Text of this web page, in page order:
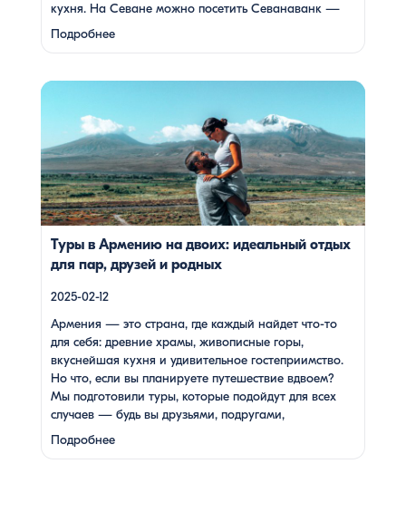
кухня. На Севане можно посетить Севанаванк —
знаменитый монастырь IX века, расположенный на
полуострове, а также Айраванк, который менее
Подробнее
Армения — это страна, где каждый найдет что-то для
кухня и удивительное гостеприимство. Но что, если вы
планируете путешествие вдвоем? Мы подготовили туры,
которые подойдут для всех случаев — будь вы друзьями,
подругами, родителями с детьми, молодой парой или
супругами в возрасте. Какой тур выбрать для
путешествия вдвоем? 1. […]
Туры в Армению на двоих: идеальный отдых
для пар, друзей и родных
2025-02-12
Армения — это страна, где каждый найдет что-то
для себя: древние храмы, живописные горы,
вкуснейшая кухня и удивительное гостеприимство.
Но что, если вы планируете путешествие вдвоем?
Мы подготовили туры, которые подойдут для всех
случаев — будь вы друзьями, подругами,
родителями с детьми, молодой парой или супругами
в возрасте. Какой тур выбрать для путешествия
Подробнее